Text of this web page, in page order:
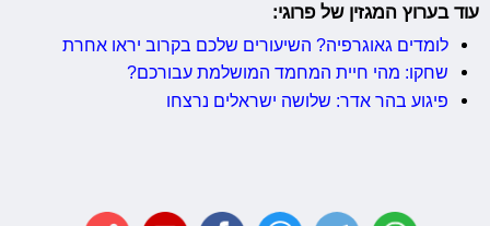
עוד בערוץ המגזין של פרוגי:
לומדים גאוגרפיה? השיעורים שלכם בקרוב יראו אחרת
שחקו: מהי חיית המחמד המושלמת עבורכם?
פיגוע בהר אדר: שלושה ישראלים נרצחו